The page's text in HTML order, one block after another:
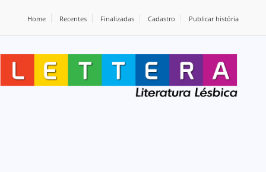
Home Recentes Finalizadas Cadastro Publicar história